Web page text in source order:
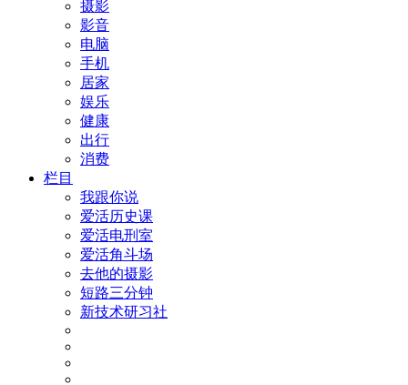
摄影
影音
电脑
手机
居家
娱乐
健康
出行
消费
栏目
我跟你说
爱活历史课
爱活电刑室
爱活角斗场
去他的摄影
短路三分钟
新技术研习社